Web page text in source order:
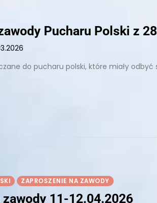
Pucharu Polski z
do pucharu polski, które miały odbyć
ZAPROSZENIE NA ZAWODY
11-12.04.2026